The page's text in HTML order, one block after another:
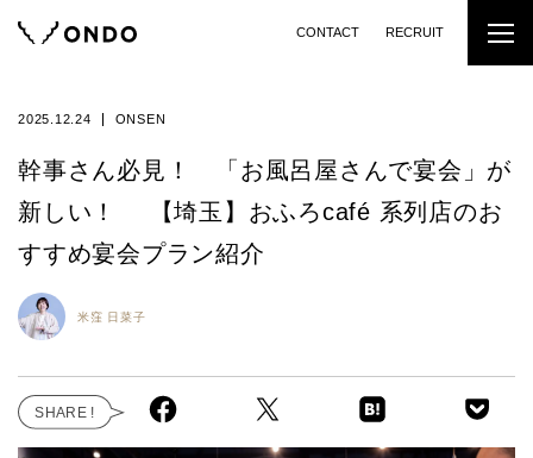
CONTACT RECRUIT
2025.12.24 ONSEN
幹事さん必見！ 「お風呂屋さんで宴会」が
新しい！ 【埼玉】おふろcafé 系列店のお
すすめ宴会プラン紹介
米窪 日菜子